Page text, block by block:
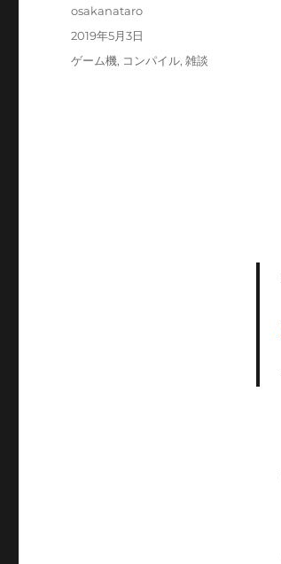
投
osakanataro
投
稿
2019年5月3日
カ
ゲーム機, コンパイル,雑談